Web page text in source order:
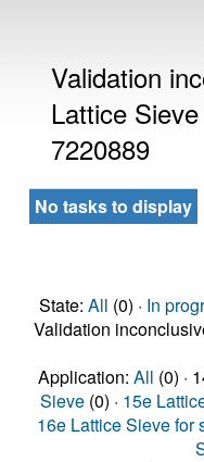
Validation
Lattice
7220889
No tasks to display
State: All (0) · In
Validation
Application: All (0) ·
Sieve (0) · 15e
16e Lattice Sieve for